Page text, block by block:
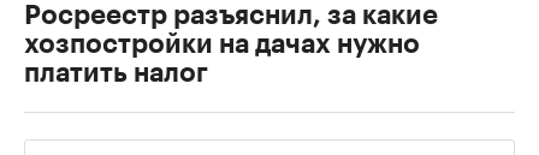
Росреестр разъяснил, за какие
хозпостройки на дачах нужно
платить налог